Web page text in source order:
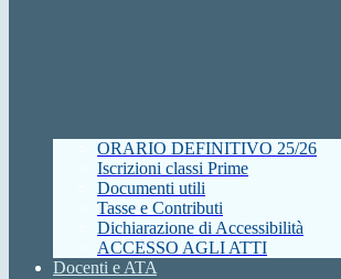
ORARIO DEFINITIVO 25/26
Iscrizioni classi Prime
Documenti utili
Tasse e Contributi
Dichiarazione di Accessibilità
ACCESSO AGLI ATTI
Docenti e ATA